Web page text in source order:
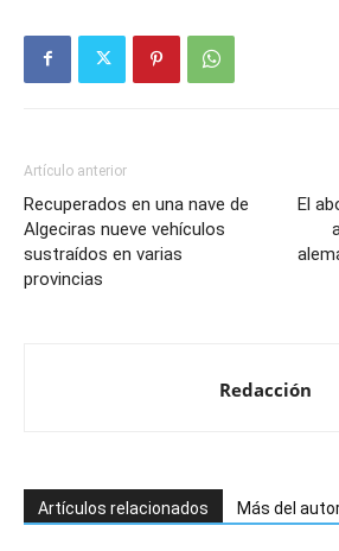
Artículo anterior
Recuperados en una nave de
Algeciras nueve vehículos
sustraídos en varias
provincias
El
Redacción
Artículos relacionados Más del